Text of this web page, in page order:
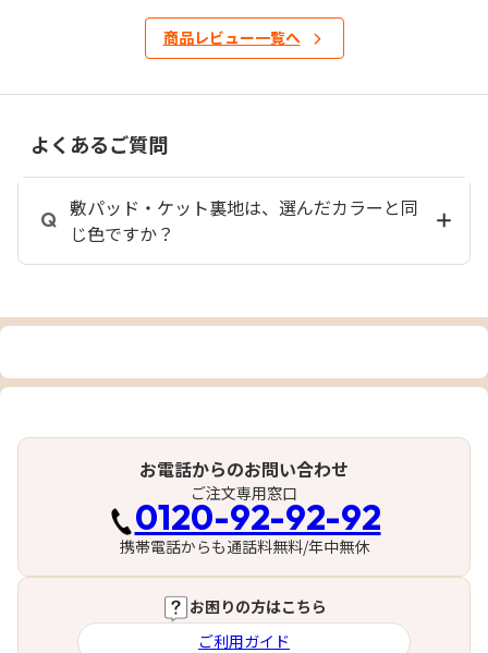
商品レビュー一覧へ
よくあるご質問
敷パッド・ケット裏地は、選んだカラーと同
じ色ですか？
お電話からのお問い合わせ
ご注文専用窓口
0120-92-92-92
携帯電話からも通話料無料/年中無休
お困りの方はこちら
ご利用ガイド